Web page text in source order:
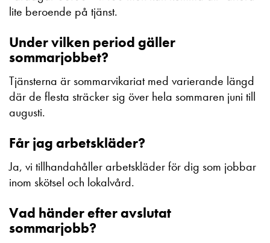
lite beroende på tjänst.
Under vilken period gäller
sommarjobbet?
Tjänsterna är sommarvikariat med varierande längd
där de flesta sträcker sig över hela sommaren juni till
augusti.
Får jag arbetskläder?
Ja, vi tillhandahåller arbetskläder för dig som jobbar
inom skötsel och lokalvård.
Vad händer efter avslutat
sommarjobb?